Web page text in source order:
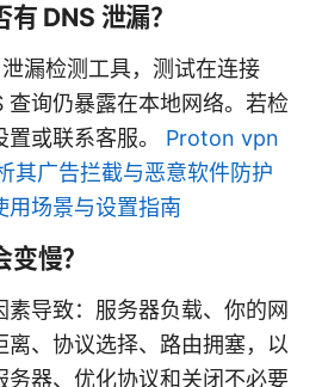
DNS 泄漏？
漏检测工具，测试在连接
查询仍暴露在本地网络。若检
或联系客服。 Proton vpn
其广告拦截与恶意软件防护
用场景与设置指南
慢？
素导致：服务器负载、你的网
离、协议选择、路由拥塞，以
务器、优化协议和关闭不必要